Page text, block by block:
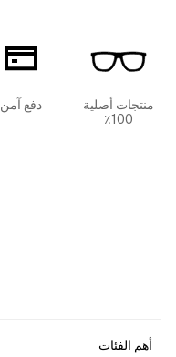
منتجات أصلية
100٪
دفع آمن
أهم الفئات